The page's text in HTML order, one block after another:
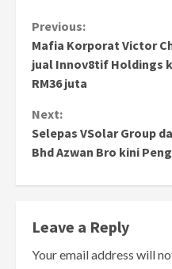
Continue
Reading
Previous:
Mafia Korporat Victor
jual Innov8tif Holdings
RM36 juta
Next:
Selepas VSolar Group
Bhd Azwan Bro kini
Leave a Reply
Your email address will